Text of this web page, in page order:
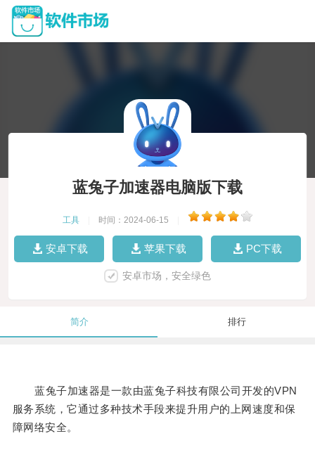
蓝兔子加速器电脑版下载
工具 时间：2024-06-15
安卓下载 苹果下载 PC下载
安卓市场，安全绿色
简介 排行
蓝兔子加速器是一款由蓝兔子科技有限公司开发的VPN
服务系统，它通过多种技术手段来提升用户的上网速度和保
障网络安全。